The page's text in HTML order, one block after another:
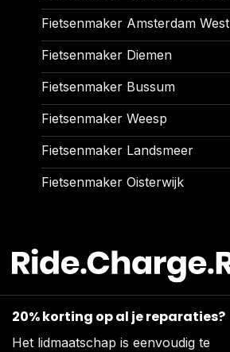
Fietsenmaker Amsterdam West
Fietsenmaker Diemen
Fietsenmaker Bussum
Fietsenmaker Weesp
Fietsenmaker Landsmeer
Fietsenmaker Oisterwijk
20% korting op al je reparaties?
Het lidmaatschap is eenvoudig te